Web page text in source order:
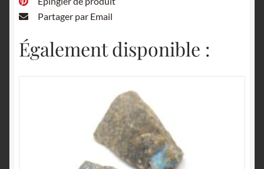
Partager par Email
Également disponible :